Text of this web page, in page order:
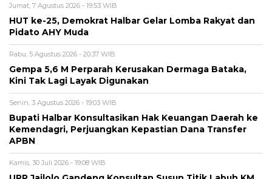
Jumat, 7 Agustus 2026 - 19:53 WIB
HUT ke-25, Demokrat Halbar Gelar Lomba Rakyat dan
Pidato AHY Muda
Rabu, 5 Agustus 2026 - 20:37 WIB
Gempa 5,6 M Perparah Kerusakan Dermaga Bataka,
Kini Tak Lagi Layak Digunakan
Senin, 3 Agustus 2026 - 19:03 WIB
Bupati Halbar Konsultasikan Hak Keuangan Daerah ke
Kemendagri, Perjuangkan Kepastian Dana Transfer
APBN
Kamis, 30 Juli 2026 - 19:08 WIB